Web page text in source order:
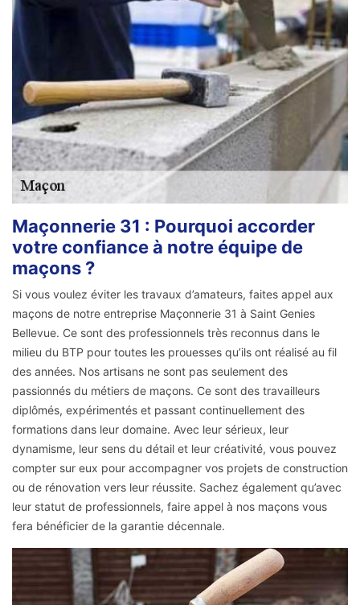
Maçonnerie 31 : Pourquoi accorder
votre confiance à notre équipe de
maçons ?
Si vous voulez éviter les travaux d’amateurs, faites appel aux
maçons de notre entreprise Maçonnerie 31 à Saint Genies
Bellevue. Ce sont des professionnels très reconnus dans le
milieu du BTP pour toutes les prouesses qu’ils ont réalisé au fil
des années. Nos artisans ne sont pas seulement des
passionnés du métiers de maçons. Ce sont des travailleurs
diplômés, expérimentés et passant continuellement des
formations dans leur domaine. Avec leur sérieux, leur
dynamisme, leur sens du détail et leur créativité, vous pouvez
compter sur eux pour accompagner vos projets de construction
ou de rénovation vers leur réussite. Sachez également qu’avec
leur statut de professionnels, faire appel à nos maçons vous
fera bénéficier de la garantie décennale.